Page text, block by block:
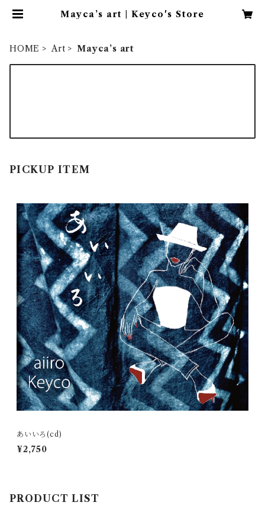
Mayca’s art | Keyco's Store
HOME Art Mayca’s art
PICKUP ITEM
あいいろ(cd)
¥2,750
PRODUCT LIST